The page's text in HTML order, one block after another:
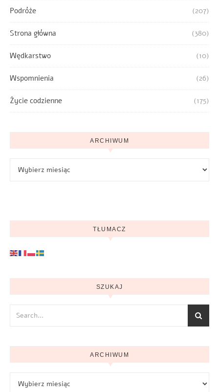
Podróże (207)
Strona główna (380)
Wędkarstwo (10)
Wspomnienia (26)
Życie codzienne (175)
ARCHIWUM
TŁUMACZ
SZUKAJ
ARCHIWUM